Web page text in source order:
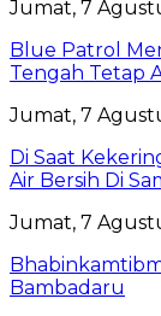
Jumat, 7
Blue Patrol
Tengah Tetap
Jumat, 7
Di Saat
Air Bersih Di
Jumat, 7
Bambadaru